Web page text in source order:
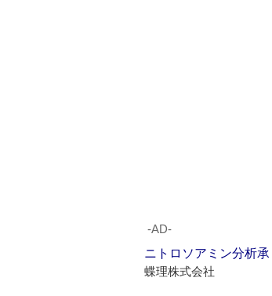
‐AD‐
ニトロソアミン分析
蝶理株式会社